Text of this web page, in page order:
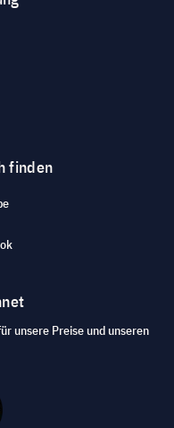
finden
unsere Preise und unseren